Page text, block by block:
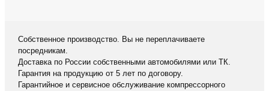
Собственное производство. Вы не переплачиваете
посредникам.
Доставка по России собственными автомобилями или ТК.
Гарантия на продукцию от 5 лет по договору.
Гарантийное и сервисное обслуживание компрессорного